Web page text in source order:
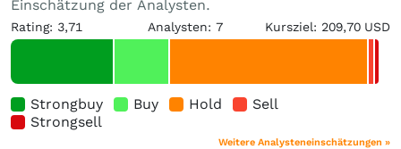
Einschätzung der Analysten.
Rating: 3,71 Analysten: 7 Kursziel: 209,70 USD
Strongbuy Buy Hold
Sell
Strongsell
Weitere Analysteneinschätzungen »